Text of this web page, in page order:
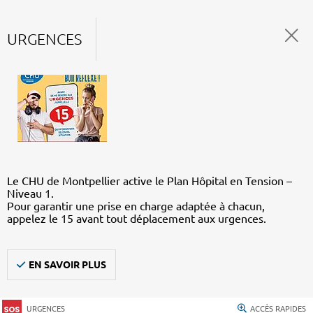
URGENCES
Le CHU de Montpellier active le Plan Hôpital en Tension –
Niveau 1.
Pour garantir une prise en charge adaptée à chacun,
appelez le 15 avant tout déplacement aux urgences.
EN SAVOIR PLUS
URGENCES ACCÈS RAPIDES